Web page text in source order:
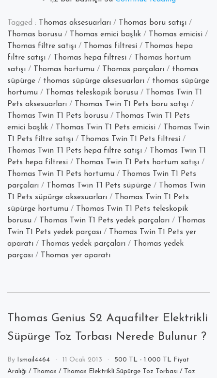
T1
Pets
Elektrikli
Süpürge
Torbası
ve
İncelemesi”
Tagged : Thomas aksesuarları / Thomas boru satışı /
Thomas borusu / Thomas emici başlık / Thomas emicisi /
Thomas filtre satışı / Thomas filtresi / Thomas hepa
filtre satışı / Thomas hepa filtresi / Thomas hortum
satışı / Thomas hortumu / Thomas parçaları / thomas
süpürge / thomas süpürge aksesuarları / thomas süpürge
hortumu / Thomas teleskopik borusu / Thomas Twin T1
Pets aksesuarları / Thomas Twin T1 Pets boru satışı /
Thomas Twin T1 Pets borusu / Thomas Twin T1 Pets
emici başlık / Thomas Twin T1 Pets emicisi / Thomas Twin
T1 Pets filtre satışı / Thomas Twin T1 Pets filtresi /
Thomas Twin T1 Pets hepa filtre satışı / Thomas Twin T1
Pets hepa filtresi / Thomas Twin T1 Pets hortum satışı /
Thomas Twin T1 Pets hortumu / Thomas Twin T1 Pets
parçaları / Thomas Twin T1 Pets süpürge / Thomas Twin
T1 Pets süpürge aksesuarları / Thomas Twin T1 Pets
süpürge hortumu / Thomas Twin T1 Pets teleskopik
borusu / Thomas Twin T1 Pets yedek parçaları / Thomas
Twin T1 Pets yedek parçası / Thomas Twin T1 Pets yer
aparatı / Thomas yedek parçaları / Thomas yedek
parçası / Thomas yer aparatı
Thomas Genius S2 Aquafilter Elektrikli
Süpürge Toz Torbası Nerede Bulunur ?
By Ismail4464 11 Ocak 2013
500 TL - 1.000 TL Fiyat
Aralığı / Thomas / Thomas Elektrikli Süpürge Toz Torbası / Toz